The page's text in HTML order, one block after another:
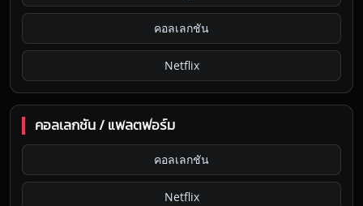
คอลเลกชัน
Netflix
คอลเลกชัน / แพลตฟอร์ม
คอลเลกชัน
Netflix